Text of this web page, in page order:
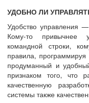
УДОБНО ЛИ
Удобство управления
Кому-то привычнее
командной строки,
правила,
продуманный и
признаком того, что
качественную
системы также